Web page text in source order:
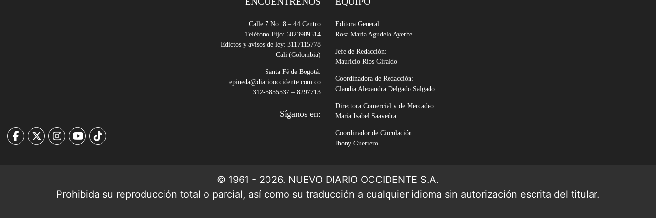
Calle 7 No. 8 – 44 Centro
Teléfono Fijo: 6023989514
Edictos y avisos de ley: 3117115778
Cali (Colombia)
Santa Fé de Bogotá:
epineda@diariooccidente.com.co
312-5855537 – 8297713
Síganos en:
Editora General:
Rosa María Agudelo Ayerbe
Jefe de Redacción:
Mauricio Ríos Giraldo
Coordinadora de Redacción:
Claudia Alexandra Delgado Salgado
Directora Comercial y de Mercadeo:
Maria Isabel Saavedra
Coordinador de Circulación:
Jhony Guerrero
© 1961 - 2026. NUEVO DIARIO OCCIDENTE S.A.
Prohibida su reproducción total o parcial, así como su traducción a cualquier idioma sin autorización escrita del titular.